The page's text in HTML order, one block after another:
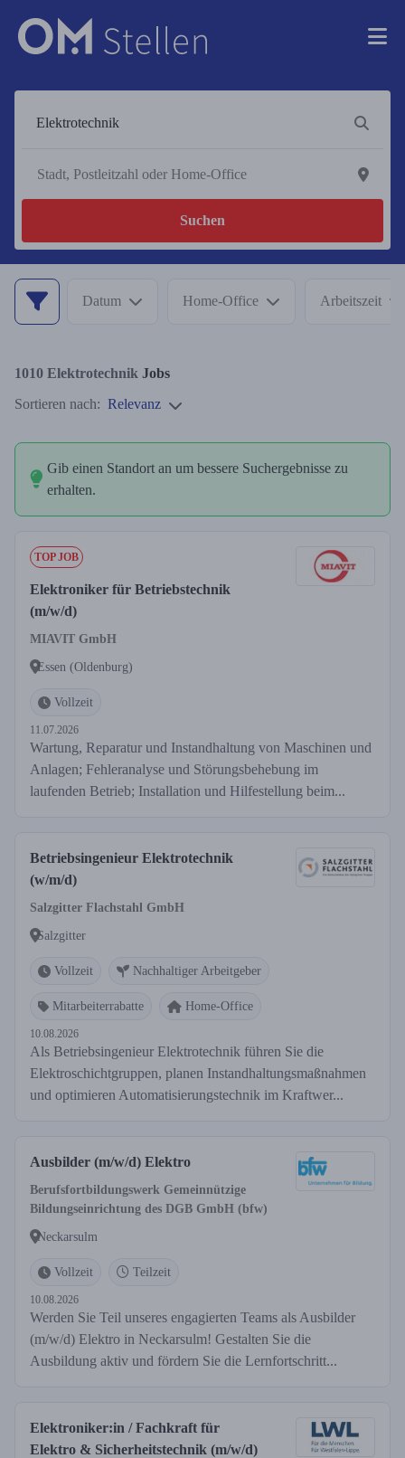
Suchen
Datum Home-Office Arbeitszeit
1010 Elektrotechnik Jobs
Sortieren nach: Relevanz
Gib einen Standort an um bessere Suchergebnisse zu
erhalten.
TOP JOB
Elektroniker für Betriebstechnik
(m/w/d)
MIAVIT GmbH
Essen (Oldenburg)
Vollzeit
11.07.2026
Wartung, Reparatur und Instandhaltung von Maschinen und
Anlagen; Fehleranalyse und Störungsbehebung im
laufenden Betrieb; Installation und Hilfestellung beim...
Betriebsingenieur Elektrotechnik
(w/m/d)
Salzgitter Flachstahl GmbH
Salzgitter
Vollzeit Nachhaltiger Arbeitgeber
Mitarbeiterrabatte Home-Office
10.08.2026
Als Betriebsingenieur Elektrotechnik führen Sie die
Elektroschichtgruppen, planen Instandhaltungsmaßnahmen
und optimieren Automatisierungstechnik im Kraftwer...
Ausbilder (m/w/d) Elektro
Berufsfortbildungswerk Gemeinnützige
Bildungseinrichtung des DGB GmbH (bfw)
Neckarsulm
Vollzeit Teilzeit
10.08.2026
Werden Sie Teil unseres engagierten Teams als Ausbilder
(m/w/d) Elektro in Neckarsulm! Gestalten Sie die
Ausbildung aktiv und fördern Sie die Lernfortschritt...
Elektroniker:in / Fachkraft für
Elektro & Sicherheitstechnik (m/w/d)